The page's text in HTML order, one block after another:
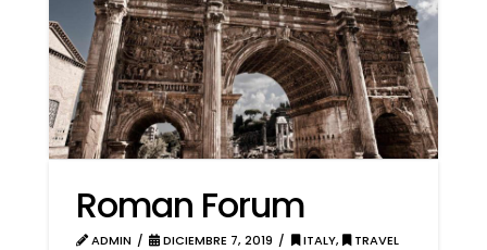
Roman Forum
ADMIN DICIEMBRE 7, 2019 ITALY, TRAVEL